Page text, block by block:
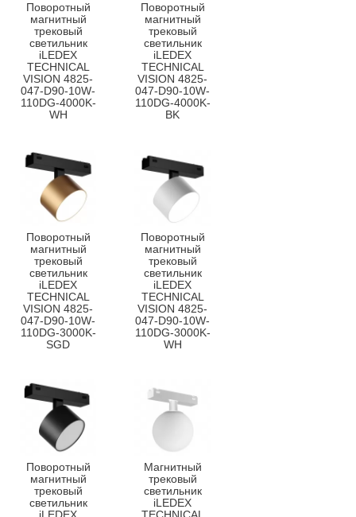
Поворотный
магнитный
трековый
светильник
iLEDEX
TECHNICAL
VISION 4825-
047-D90-10W-
110DG-4000K-
WH
Поворотный
магнитный
трековый
светильник
iLEDEX
TECHNICAL
VISION 4825-
047-D90-10W-
110DG-4000K-
BK
Поворотный
магнитный
трековый
светильник
iLEDEX
TECHNICAL
VISION 4825-
047-D90-10W-
110DG-3000K-
SGD
Поворотный
магнитный
трековый
светильник
iLEDEX
TECHNICAL
VISION 4825-
047-D90-10W-
110DG-3000K-
WH
Поворотный
магнитный
трековый
светильник
Магнитный
трековый
светильник
iLEDEX